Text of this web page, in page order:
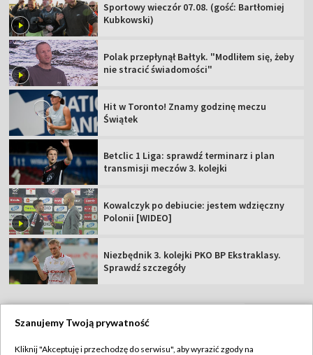
Sportowy wieczór 07.08. (gość: Bartłomiej
Kubkowski)
Polak przepłynął Bałtyk. "Modliłem się, żeby
nie stracić świadomości"
Hit w Toronto! Znamy godzinę meczu
Świątek
Betclic 1 Liga: sprawdź terminarz i plan
transmisji meczów 3. kolejki
Kowalczyk po debiucie: jestem wdzięczny
Polonii [WIDEO]
Niezbędnik 3. kolejki PKO BP Ekstraklasy.
Sprawdź szczegóły
Szanujemy Twoją prywatność
Kliknij "Akceptuję i przechodzę do serwisu", aby wyrazić zgody na